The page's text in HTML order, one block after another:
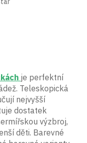
je perfektní
Teleskopická
nejvyšší
dostatek
výzbroj,
děti. Barevné